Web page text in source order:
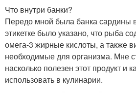
Что внутри банки?
Передо мной была банка сардины
этикетке было указано, что рыба
омега-3 жирные кислоты, а также
необходимые для организма. Мне
насколько полезен этот продукт и
использовать в кулинарии.